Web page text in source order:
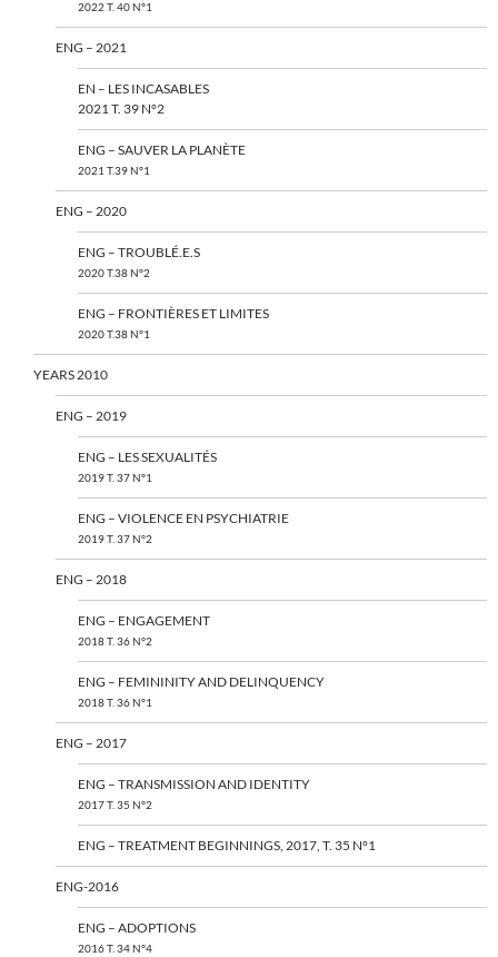
2022 T. 40 N°1
ENG – 2021
EN – LES INCASABLES
2021 T. 39 N°2
ENG – SAUVER LA PLANÈTE
2021 T.39 N°1
ENG – 2020
ENG – TROUBLÉ.E.S
2020 T.38 N°2
ENG – FRONTIÈRES ET LIMITES
2020 T.38 N°1
YEARS 2010
ENG – 2019
ENG – LES SEXUALITÉS
2019 T. 37 N°1
ENG – VIOLENCE EN PSYCHIATRIE
2019 T. 37 N°2
ENG – 2018
ENG – ENGAGEMENT
2018 T. 36 N°2
ENG – FEMININITY AND DELINQUENCY
2018 T. 36 N°1
ENG – 2017
ENG – TRANSMISSION AND IDENTITY
2017 T. 35 N°2
ENG – TREATMENT BEGINNINGS, 2017, T. 35 N°1
ENG-2016
ENG – ADOPTIONS
2016 T. 34 N°4